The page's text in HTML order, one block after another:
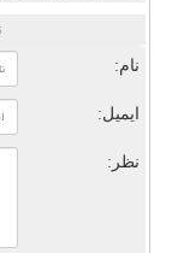
نام:
ایمیل:
نظر: